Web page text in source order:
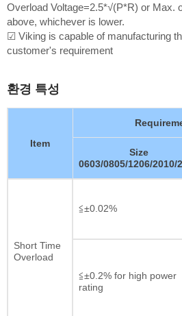
Overload Voltage=2.5*√(P*R) or Max.
above, whichever is lower.
☑ Viking is capable of manufacturing
customer's requirement
환경 특성
Item
Size
0603/0805/1206/2010/
Short Time
Overload
≦±0.02%
≦±0.2% for high power
rating